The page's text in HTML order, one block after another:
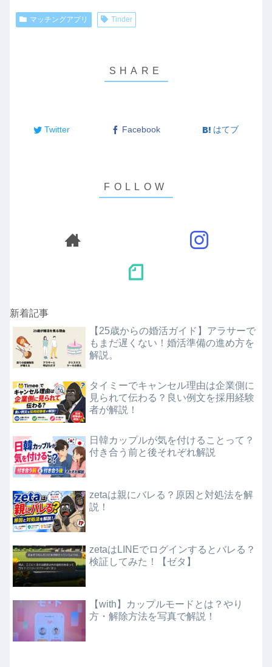
マッチングアプリ Tinder
Twitter Facebook はてブ
新着記事
【25歳からの婚活ガイド】アラサーで
もまだ遅くない！婚活準備の進め方を
解説。
タイミーでキャンセル理由は企業側に
見られて伝わる？良い例文を採用経験
者が解説！
日韓カップルが気を付けることって？
付き合う前と後それぞれ解説
zetaは親にバレる？原因と対処法を解
説！
zetaはLINEでログインするとバレる？
検証してみた！【ゼタ】
【with】カップルモードとは？やり
方・解除方法を写真で解説！